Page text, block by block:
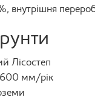
внутрішня
Лісостеп
мм/рік